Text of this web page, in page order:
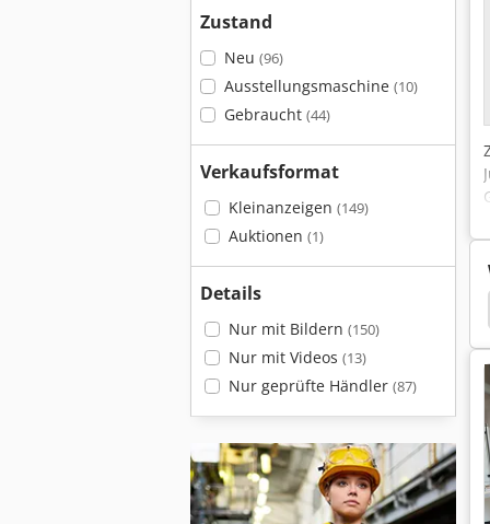
Zustand
Neu (96)
Ausstellungsmaschine (10)
Gebraucht (44)
Verkaufsformat
Kleinanzeigen (149)
Auktionen (1)
Details
Nur mit Bildern (150)
Nur mit Videos (13)
Nur geprüfte Händler (87)